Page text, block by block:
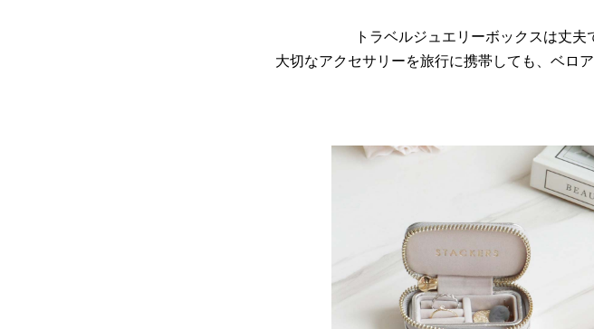
トラベルジュエリーボックスは丈夫
大切なアクセサリーを旅行に携帯しても、ベロ